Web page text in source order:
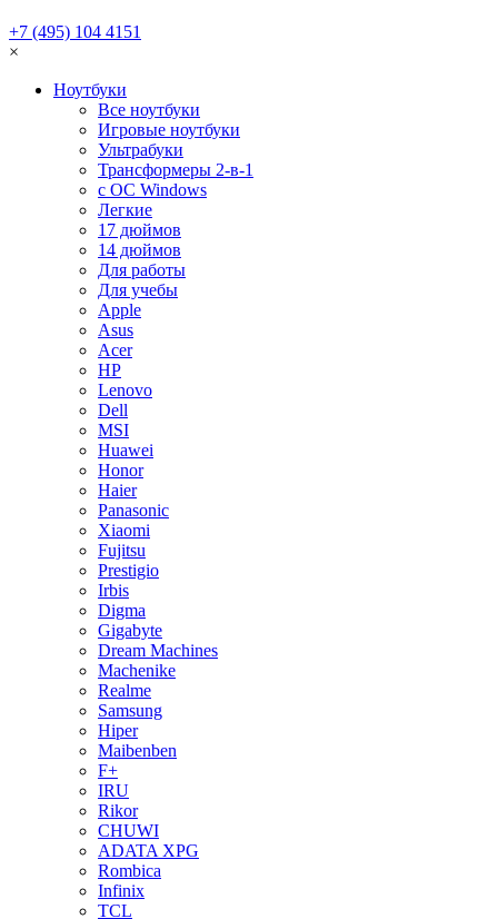
+7 (495) 104 4151
×
Ноутбуки
Все ноутбуки
Игровые ноутбуки
Ультрабуки
Трансформеры 2-в-1
с ОС Windows
Легкие
17 дюймов
14 дюймов
Для работы
Для учебы
Apple
Asus
Acer
HP
Lenovo
Dell
MSI
Huawei
Honor
Haier
Panasonic
Xiaomi
Fujitsu
Prestigio
Irbis
Digma
Gigabyte
Dream Machines
Machenike
Realme
Samsung
Hiper
Maibenben
F+
IRU
Rikor
CHUWI
ADATA XPG
Rombica
Infinix
TCL